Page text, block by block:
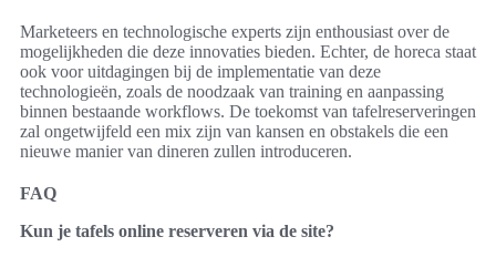
Marketeers en technologische experts zijn enthousiast over de
mogelijkheden die deze innovaties bieden. Echter, de horeca staat
ook voor uitdagingen bij de implementatie van deze
technologieën, zoals de noodzaak van training en aanpassing
binnen bestaande workflows. De toekomst van tafelreserveringen
zal ongetwijfeld een mix zijn van kansen en obstakels die een
nieuwe manier van dineren zullen introduceren.
FAQ
Kun je tafels online reserveren via de site?